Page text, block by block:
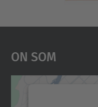
On Som